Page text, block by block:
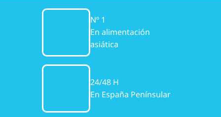
Nº 1
En alimentación
asiática
24/48 H
En España Penínsular